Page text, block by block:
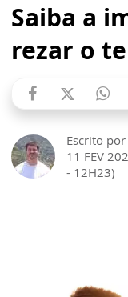
Saiba a
rezar o
Escrito por
11 FEV
- 12H23)